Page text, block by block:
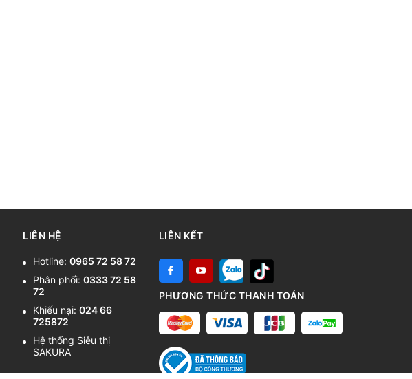
LIÊN HỆ
Hotline:0965 72 58 72
Phân phối:0333 72 58
72
Khiếu nại:024 66
725872
Hệ thống Siêu thị
SAKURA
LIÊN KẾT
PHƯƠNG THỨC THANH TOÁN